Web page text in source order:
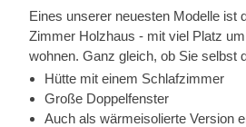
Eines unserer neuesten Modelle ist
Zimmer Holzhaus - mit viel Platz
wohnen. Ganz gleich, ob Sie selbst
oder Ihre Lieben in unmittelbarer
unterbringen möchten, diese Hütte
hervorragend für eine Vielzahl von
Hütte mit einem Schlafzimmer
Große Doppelfenster
Auch als wärmeisolierte Version